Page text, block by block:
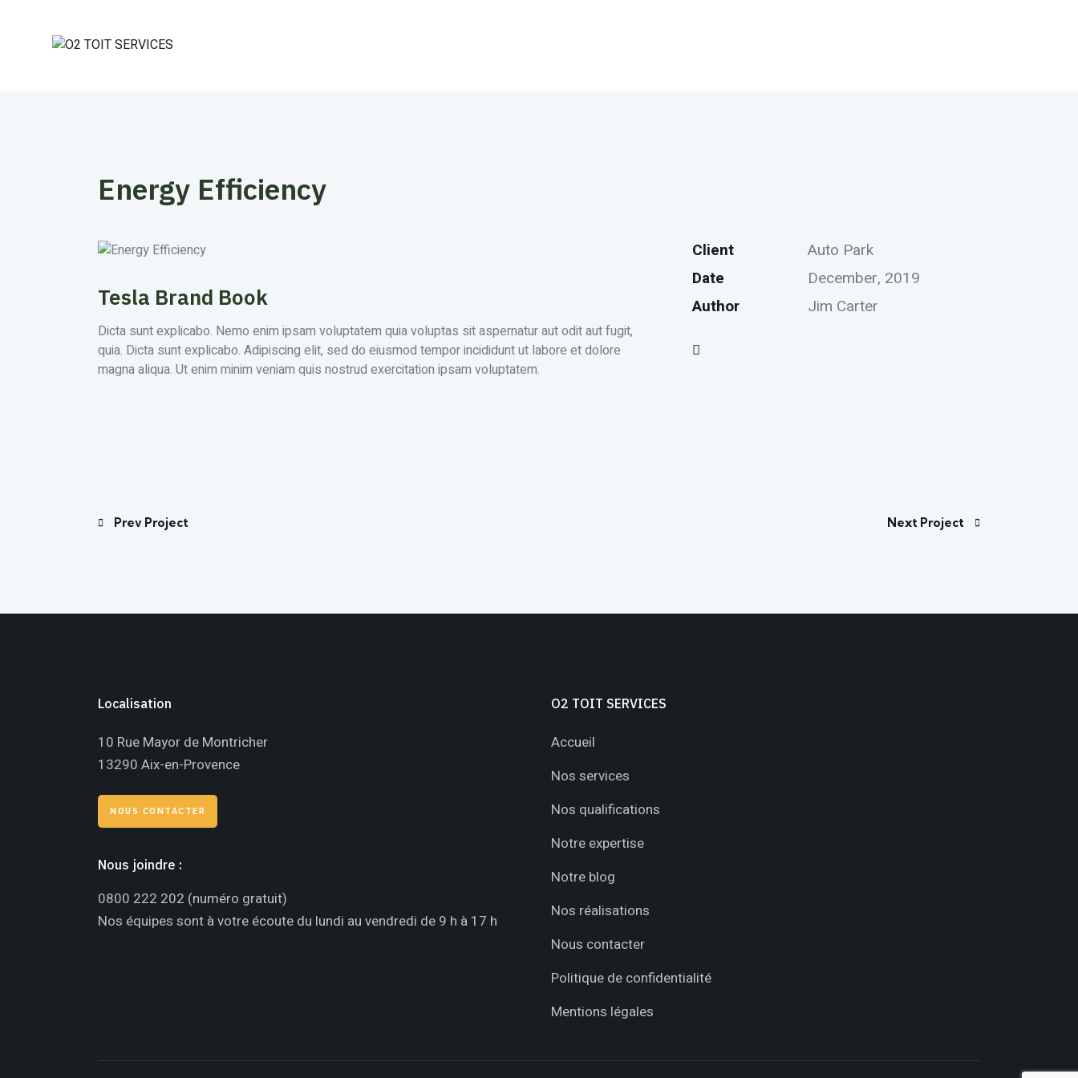
Energy Efficiency
Tesla Brand Book
Dicta sunt explicabo. Nemo enim ipsam voluptatem quia voluptas sit aspernatur aut odit aut fugit,
quia. Dicta sunt explicabo. Adipiscing elit, sed do eiusmod tempor incididunt ut labore et dolore
magna aliqua. Ut enim minim veniam quis nostrud exercitation ipsam voluptatem.
Client
Auto Park
Date
December, 2019
Author
Jim Carter
Prev Project Next Project
Localisation
10 Rue Mayor de Montricher
13290 Aix-en-Provence
NOUS CONTACTER
Nous joindre :
0800 222 202 (numéro gratuit)
Nos équipes sont à votre écoute du lundi au vendredi de 9 h à 17 h
O2 TOIT SERVICES
Accueil
Nos services
Nos qualifications
Notre expertise
Notre blog
Nos réalisations
Nous contacter
Politique de confidentialité
Mentions légales